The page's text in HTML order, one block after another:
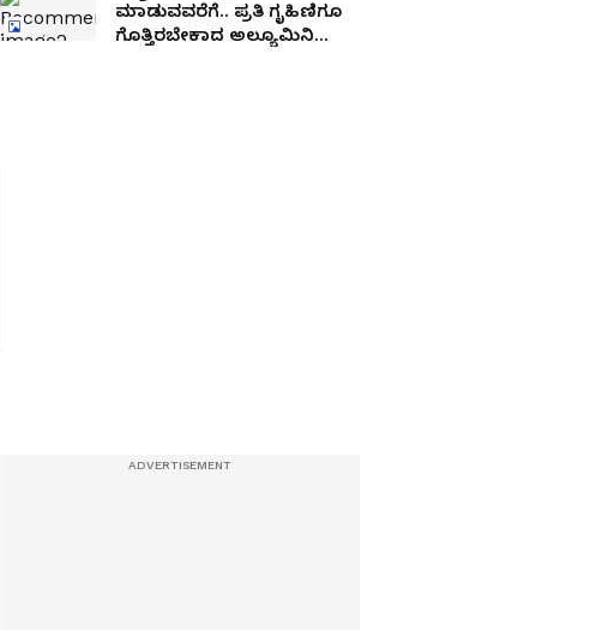
ಮಾಡುವವರೆಗೆ.. ಪ್ರತಿ ಗೃಹಿಣಿಗೂ
ಗೊತ್ತಿರಬೇಕಾದ ಅಲ್ಯೂಮಿನಿಯಂ